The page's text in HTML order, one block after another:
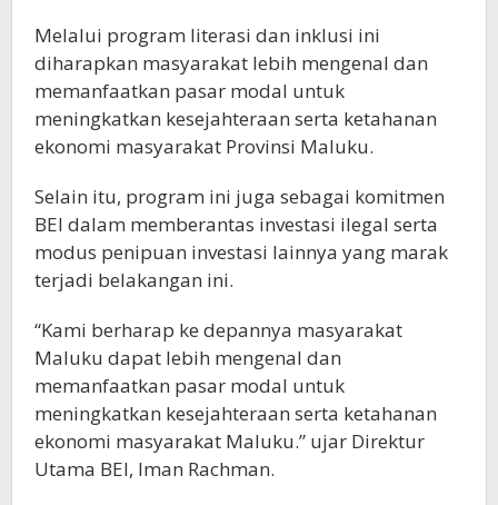
Melalui program literasi dan inklusi ini
diharapkan masyarakat lebih mengenal dan
memanfaatkan pasar modal untuk
meningkatkan kesejahteraan serta ketahanan
ekonomi masyarakat Provinsi Maluku.
Selain itu, program ini juga sebagai komitmen
BEI dalam memberantas investasi ilegal serta
modus penipuan investasi lainnya yang marak
terjadi belakangan ini.
“Kami berharap ke depannya masyarakat
Maluku dapat lebih mengenal dan
memanfaatkan pasar modal untuk
meningkatkan kesejahteraan serta ketahanan
ekonomi masyarakat Maluku.” ujar Direktur
Utama BEI, Iman Rachman.